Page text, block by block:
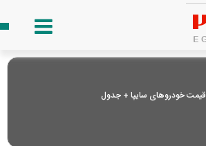
قیمت خودرو‌های سایپا + جدول